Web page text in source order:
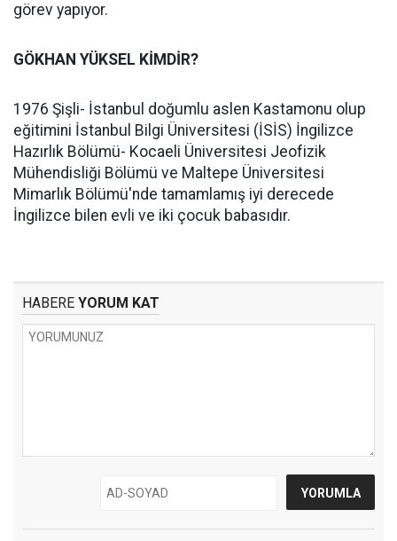
görev yapıyor.
GÖKHAN YÜKSEL KİMDİR?
1976 Şişli- İstanbul doğumlu aslen Kastamonu olup
eğitimini İstanbul Bilgi Üniversitesi (İSİS) İngilizce
Hazırlık Bölümü- Kocaeli Üniversitesi Jeofizik
Mühendisliği Bölümü ve Maltepe Üniversitesi
Mimarlık Bölümü'nde tamamlamış iyi derecede
İngilizce bilen evli ve iki çocuk babasıdır.
HABERE YORUM KAT